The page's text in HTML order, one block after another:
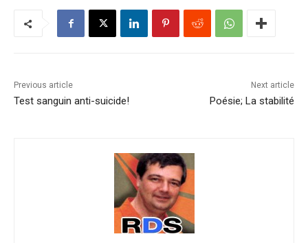
Previous article
Test sanguin anti-suicide!
Next article
Poésie; La stabilité